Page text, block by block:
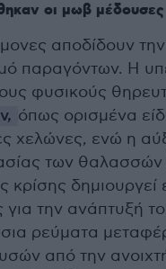
οι μωβ μέδουσες
αποδίδουν
παραγόντων. Η
φυσικούς
όπως ορισμένα
χελώνες, ενώ η
των θαλασσών
κρίσης δημιουργεί
για την ανάπτυξή
ρεύματα
από την